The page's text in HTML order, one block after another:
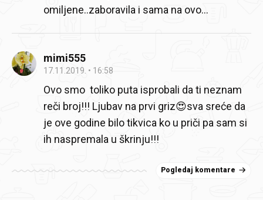
omiljene..zaboravila i sama na ovo...
mimi555
17.11.2019. 16:58
Ovo smo toliko puta isprobali da ti neznam
reči broj!!! Ljubav na prvi griz😍sva sreće da
je ove godine bilo tikvica ko u priči pa sam si
ih naspremala u škrinju!!!
Pogledaj komentare